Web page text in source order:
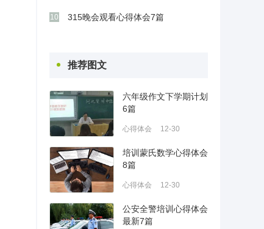
10 315晚会观看心得体会7篇
推荐图文
六年级作文下学期计划
6篇
心得体会 12-30
培训蒙氏数学心得体会
8篇
心得体会 12-30
公安全警培训心得体会
最新7篇